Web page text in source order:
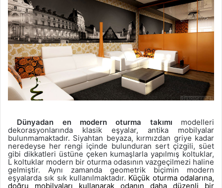
Dünyadan en modern oturma takımı modelleri
dekorasyonlarında klasik eşyalar, antika mobilyalar
bulunmamaktadır. Siyahtan beyaza, kırmızdan griye kadar
neredeyse her rengi içinde bulunduran sert çizgili, süet
gibi dikkatleri üstüne çeken kumaşlarla yapılmış koltuklar,
L koltuklar modern bir oturma odasının vazgeçilmezi haline
gelmiştir. Aynı zamanda geometrik biçimin modern
eşyalarda sık sık kullanılmaktadır. Küçük oturma odalarına,
doğru mobilyaları kullanarak odanın daha düzenli bir